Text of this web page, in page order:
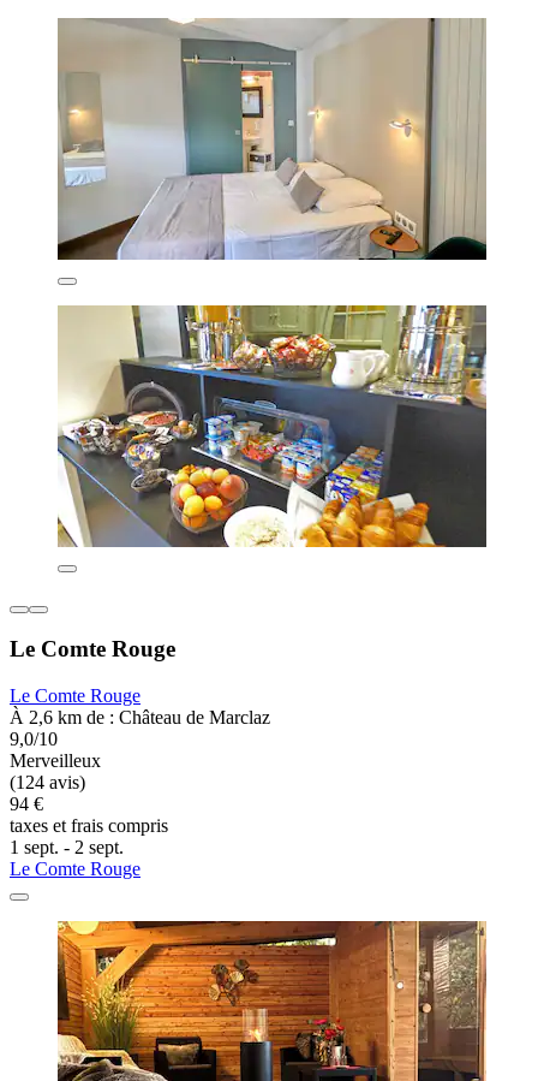
Le Comte Rouge
Le Comte Rouge
À 2,6 km de : Château de Marclaz
9,0/10
Merveilleux
(124 avis)
94 €
taxes et frais compris
1 sept. - 2 sept.
Le Comte Rouge